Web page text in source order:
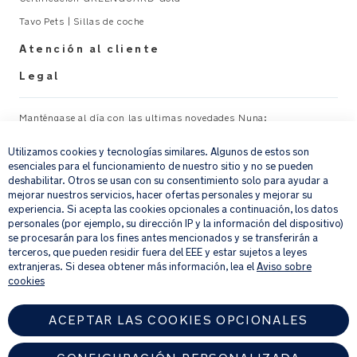
Tavo Pets | Sillas de coche
Atención al cliente
Legal
Manténgase al día con las ultimas novedades Nuna:
Su correo electrónico REGISTRAR
Al proporcionar tu dirección de correo electrónico, aceptas recibir por
correo electrónico nuestro boletín de noticias e información sobre
productos y ofertas que creamos que puedan ser de tu interés.
Si quieres más información sobre cómo procesamos tus datos personales,
consulta nuestro
aviso de privacidad
Utilizamos cookies y tecnologías similares. Algunos de estos son
esenciales para el funcionamiento de nuestro sitio y no se pueden
deshabilitar. Otros se usan con su consentimiento solo para ayudar a
mejorar nuestros servicios, hacer ofertas personales y mejorar su
experiencia. Si acepta las cookies opcionales a continuación, los datos
personales (por ejemplo, su dirección IP y la información del dispositivo)
se procesarán para los fines antes mencionados y se transferirán a
terceros, que pueden residir fuera del EEE y estar sujetos a leyes
extranjeras. Si desea obtener más información, lea elAviso sobre
cookies
ACEPTAR LAS COOKIES OPCIONALES